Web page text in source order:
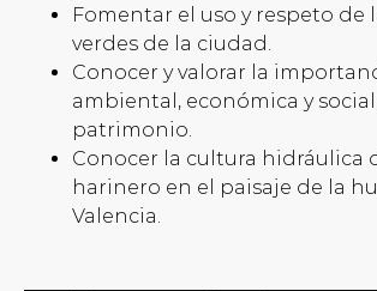
Fomentar el uso y respeto de
verdes de la ciudad.
Conocer y valorar la
ambiental, económica y
patrimonio.
Conocer la cultura hidráulica
harinero en el paisaje de la
Valencia.